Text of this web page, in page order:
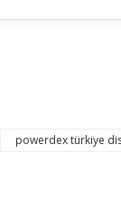
powerdex türkiye